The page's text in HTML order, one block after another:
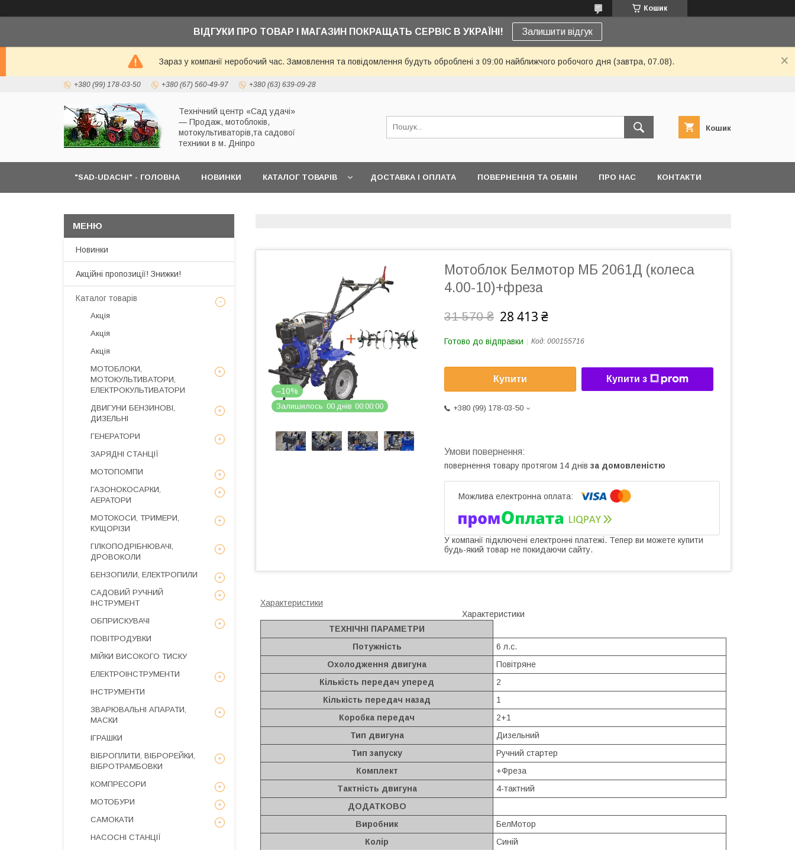
Кошик
ВІДГУКИ ПРО ТОВАР І МАГАЗИН ПОКРАЩАТЬ СЕРВІС В УКРАЇНІ! Залишити відгук
Зараз у компанії неробочий час. Замовлення та повідомлення будуть оброблені з 09:00 найближчого робочого дня (завтра, 07.08).
+380 (99) 178-03-50 +380 (67) 560-49-97 +380 (63) 639-09-28
Технічний центр «Сад удачі»
— Продаж, мотоблоків,
мотокультиваторів,та садової
техники в м. Дніпро
Кошик
"SAD-UDACHI" - ГОЛОВНА НОВИНКИ КАТАЛОГ ТОВАРІВ ДОСТАВКА І ОПЛАТА ПОВЕРНЕННЯ ТА ОБМІН ПРО НАС КОНТАКТИ
–10%
Залишилось 00 днів 00 00 00
Мотоблок Белмотор МБ 2061Д (колеса
4.00-10)+фреза
31 570 ₴ 28 413 ₴
Готово до відправки Код: 000155716
Купити Купити з
+380 (99) 178-03-50
повернення товару протягом 14 днів за домовленістю
У компанії підключені електронні платежі. Тепер ви можете купити
будь-який товар не покидаючи сайту.
Характеристики
Характеристики
ТЕХНІЧНІ ПАРАМЕТРИ
Потужність
6 л.с.
Охолодження двигуна
Повітряне
Кількість передач уперед
2
Кількість передач назад
1
Коробка передач
2+1
Тип двигуна
Дизельний
Тип запуску
Ручний стартер
Комплект
+Фреза
Тактність двигуна
4-тактний
ДОДАТКОВО
Виробник
БелМотор
Колір
Синій
Новинки
Акційні пропозиції! Знижки!
Каталог товарів
Акція
Акція
Акція
МОТОБЛОКИ,
МОТОКУЛЬТИВАТОРИ,
ЕЛЕКТРОКУЛЬТИВАТОРИ
ДВИГУНИ БЕНЗИНОВІ,
ДИЗЕЛЬНІ
ГЕНЕРАТОРИ
ЗАРЯДНІ СТАНЦІЇ
МОТОПОМПИ
ГАЗОНОКОСАРКИ,
АЕРАТОРИ
МОТОКОСИ, ТРИМЕРИ,
КУЩОРІЗИ
ГІЛКОПОДРІБНЮВАЧІ,
ДРОВОКОЛИ
БЕНЗОПИЛИ, ЕЛЕКТРОПИЛИ
САДОВИЙ РУЧНИЙ
ІНСТРУМЕНТ
ОБПРИСКУВАЧІ
ПОВІТРОДУВКИ
МІЙКИ ВИСОКОГО ТИСКУ
ЕЛЕКТРОІНСТРУМЕНТИ
ІНСТРУМЕНТИ
ЗВАРЮВАЛЬНІ АПАРАТИ,
МАСКИ
ІГРАШКИ
ВІБРОПЛИТИ, ВІБРОРЕЙКИ,
ВІБРОТРАМБОВКИ
КОМПРЕСОРИ
МОТОБУРИ
САМОКАТИ
НАСОСНІ СТАНЦІЇ